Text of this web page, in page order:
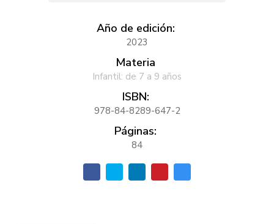
Año de edición:
2023
Materia
Infantil: de 7 a 9 años
ISBN:
978-84-8289-647-2
Páginas:
84